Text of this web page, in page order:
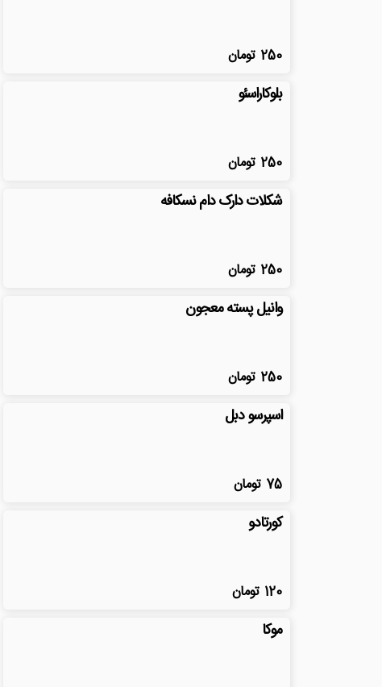
250 تومان
بلوکاراسئو
250 تومان
شکلات دارک دام نسکافه
250 تومان
وانیل پسته معجون
250 تومان
اسپرسو دبل
75 تومان
کورتادو
120 تومان
موکا